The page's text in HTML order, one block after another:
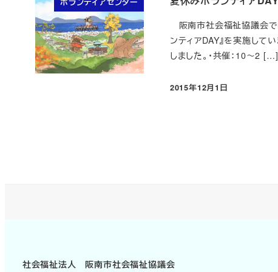
阪南市社会福祉協議会で
ンティアDAY』を実施して
しました。・共催：10～2 […]
投稿日
2015年12月1日
社会福祉法人 阪南市社会福祉協議会